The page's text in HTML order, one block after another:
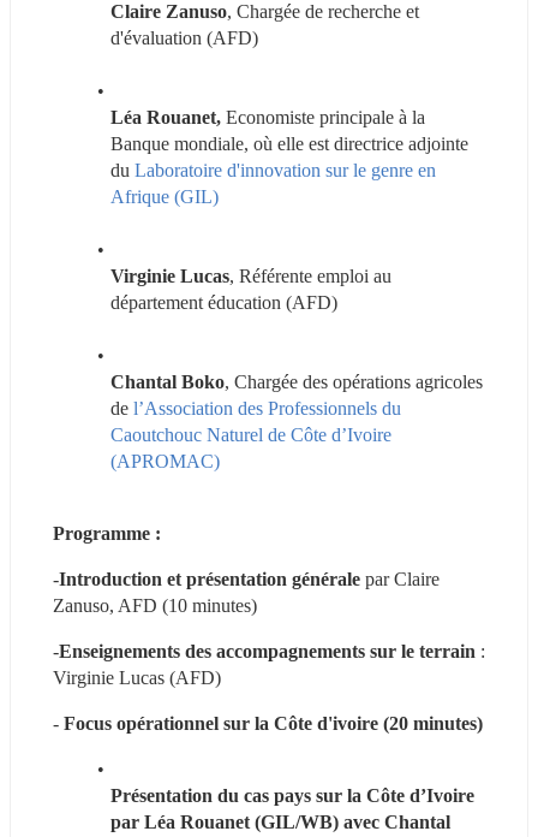
Claire Zanuso, Chargée de recherche et
d'évaluation (AFD)
Léa Rouanet, Economiste principale à la
Banque mondiale, où elle est directrice adjointe
du Laboratoire d'innovation sur le genre en
Afrique (GIL)
Virginie Lucas, Référente emploi au
département éducation (AFD)
Chantal Boko, Chargée des opérations agricoles
de l’Association des Professionnels du
Caoutchouc Naturel de Côte d’Ivoire
(APROMAC)
Programme :
-Introduction et présentation générale par Claire
Zanuso, AFD (10 minutes)
-Enseignements des accompagnements sur le terrain :
Virginie Lucas (AFD)
- Focus opérationnel sur la Côte d'ivoire (20 minutes)
Présentation du cas pays sur la Côte d’Ivoire
par Léa Rouanet (GIL/WB) avec Chantal